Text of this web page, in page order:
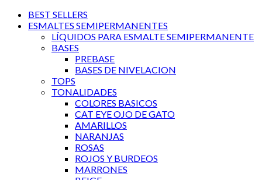
BEST SELLERS
ESMALTES SEMIPERMANENTES
LÍQUIDOS PARA ESMALTE SEMIPERMANENTE
BASES
PREBASE
BASES DE NIVELACION
TOPS
TONALIDADES
COLORES BASICOS
CAT EYE OJO DE GATO
AMARILLOS
NARANJAS
ROSAS
ROJOS Y BURDEOS
MARRONES